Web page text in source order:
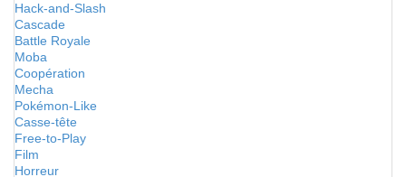
Hack-and-Slash
Cascade
Battle Royale
Moba
Coopération
Mecha
Pokémon-Like
Casse-tête
Free-to-Play
Film
Horreur